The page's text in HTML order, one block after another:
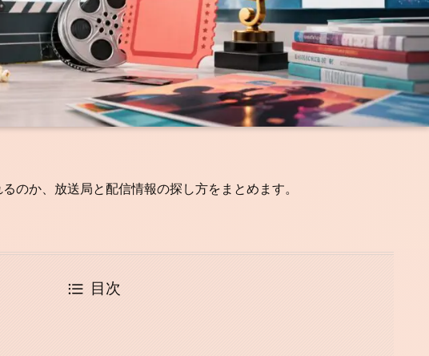
のか、放送局と配信情報の探し方をまとめます。
目次